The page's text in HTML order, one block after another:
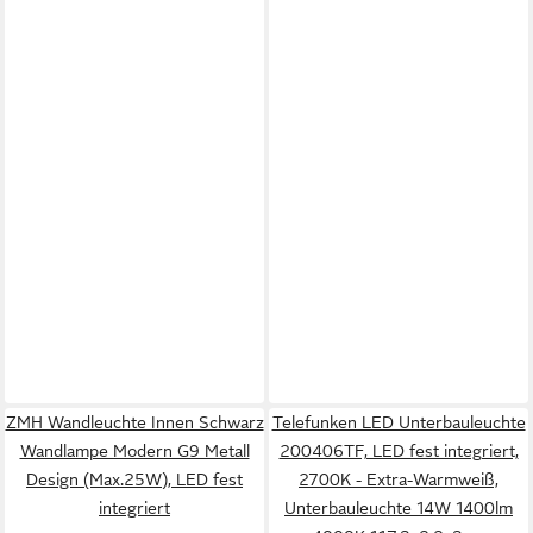
ZMH Wandleuchte Innen Schwarz
Wandlampe Modern G9 Metall
Design (Max.25W), LED fest
integriert
Telefunken LED Unterbauleuchte
200406TF, LED fest integriert,
2700K - Extra-Warmweiß,
Unterbauleuchte 14W 1400lm